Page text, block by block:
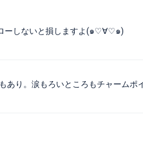
ーしないと損しますよ(๑♡∀♡๑)
あり。涙もろいところもチャームポ